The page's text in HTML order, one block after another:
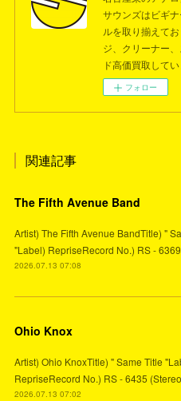
サウンズはビギ
ルを取り揃えて
ジ、クリーナー
ド高価買取してい
フォロー
関連記事
The Fifth Avenue Band
Artist) The Fifth Avenue BandTitle) "
"Label) RepriseRecord No.) RS -
2026.07.13 07:08
Ohio Knox
Artist) Ohio KnoxTitle) " Same Title
RepriseRecord No.) RS - 6435
2026.07.13 07:02